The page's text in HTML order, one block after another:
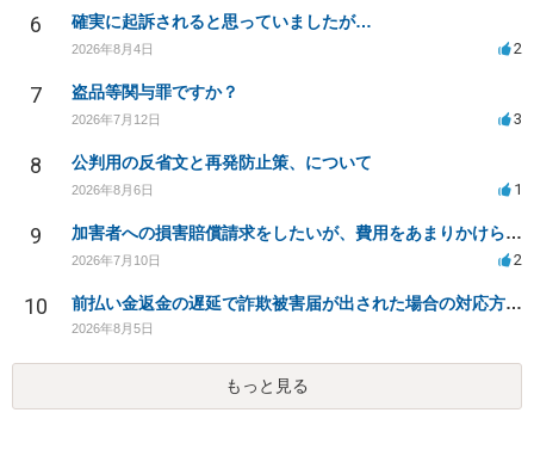
6 確実に起訴されると思っていましたが…
2026年8月4日 2
7 盗品等関与罪ですか？
2026年7月12日 3
8 公判用の反省文と再発防止策、について
2026年8月6日 1
9 加害者への損害賠償請求をしたいが、費用をあまりかけられない
2026年7月10日 2
10 前払い金返金の遅延で詐欺被害届が出された場合の対応方法は？
2026年8月5日
もっと見る